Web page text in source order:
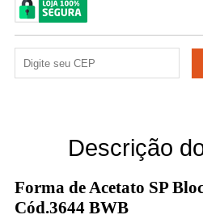
Descrição
Forma de Acetato SP
Cód.3644 BWB